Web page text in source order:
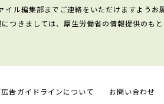
ル編集部までご連絡をいただけますようお
きましては、厚生労働省の情報提供のもと
告ガイドラインについて お問い合わせ